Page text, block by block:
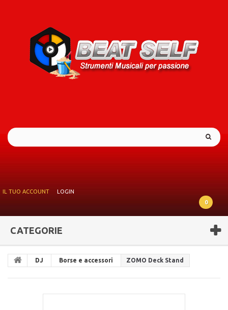
IL TUO ACCOUNT
LOGIN
0
CATEGORIE
DJ Borse e accessori ZOMO Deck Stand